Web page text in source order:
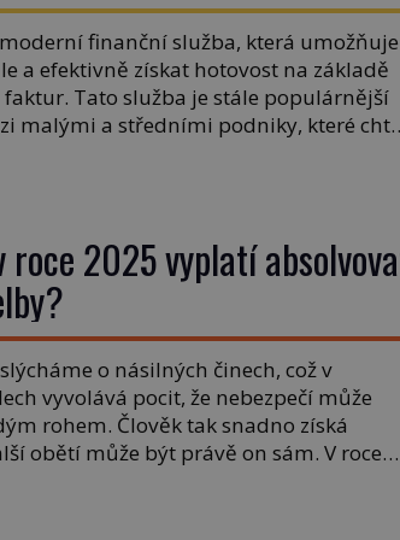
finanční služba, která umožňuje
a efektivně získat hotovost na základě
faktur. Tato služba je stále populárnější
malými a středními podniky, které
roce 2025 vyplatí
o násilných činech, což v
vyvolává pocit, že nebezpečí může
rohem. Člověk tak snadno získá
obětí může být právě on sám. V roce